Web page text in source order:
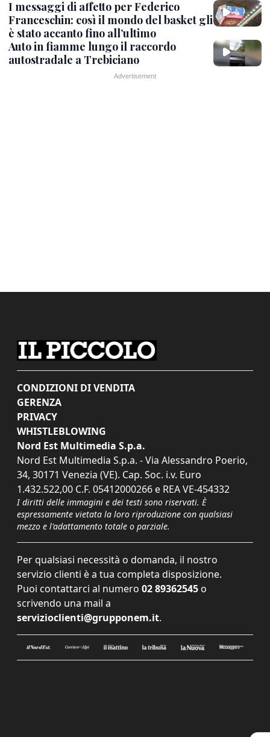
I messaggi di affetto per Federico
Franceschin: così il mondo del basket gli
è stato accanto fino all’ultimo
Auto in fiamme lungo il raccordo
autostradale a Trebiciano
CONDIZIONI DI VENDITA
GERENZA
PRIVACY
WHISTLEBLOWING
Nord Est Multimedia S.p.a.
Nord Est Multimedia S.p.a. - Via Alessandro Poerio,
34, 30171 Venezia (VE). Cap. Soc. i.v. Euro
1.432.522,00 C.F. 05412000266 e REA VE-454332
I diritti delle immagini e dei testi sono riservati. È
espressamente vietata la loro riproduzione con qualsiasi
mezzo e l'adattamento totale o parziale.
Per qualsiasi necessità o domanda, il nostro
servizio clienti è a tua completa disposizione.
Puoi contattarci al numero 02 89362545 o
scrivendo una mail a
servizioclienti@grupponem.it.